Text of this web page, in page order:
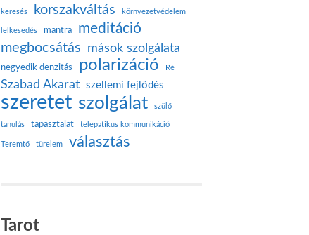
keresés korszakváltás környezetvédelem
lelkesedés mantra meditáció
megbocsátás mások szolgálata
negyedik denzitás polarizáció Ré
Szabad Akarat szellemi fejlődés
szeretet szolgálat szülő
tanulás tapasztalat telepatikus kommunikáció
Teremtő türelem választás
Tarot